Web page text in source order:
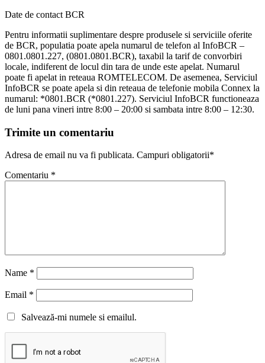
Date de contact BCR
Pentru informatii suplimentare despre produsele si serviciile oferite
de BCR, populatia poate apela numarul de telefon al InfoBCR –
0801.0801.227, (0801.0801.BCR), taxabil la tarif de convorbiri
locale, indiferent de locul din tara de unde este apelat. Numarul
poate fi apelat in reteaua ROMTELECOM. De asemenea, Serviciul
InfoBCR se poate apela si din reteaua de telefonie mobila Connex la
numarul: *0801.BCR (*0801.227). Serviciul InfoBCR functioneaza
de luni pana vineri intre 8:00 – 20:00 si sambata intre 8:00 – 12:30.
Trimite un comentariu
Adresa de email nu va fi publicata. Campuri obligatorii*
Comentariu *
Name *
Email *
Salvează-mi numele si emailul.